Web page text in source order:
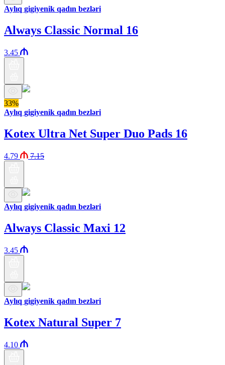
Aylıq gigiyenik qadın bezləri
Always Classic Normal 16
3.45
33%
Aylıq gigiyenik qadın bezləri
Kotex Ultra Net Super Duo Pads 16
4.79 7.15
Aylıq gigiyenik qadın bezləri
Always Classic Maxi 12
3.45
Aylıq gigiyenik qadın bezləri
Kotex Natural Super 7
4.10